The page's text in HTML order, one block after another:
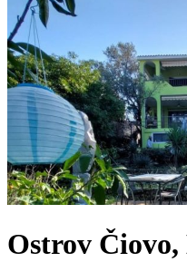
Ostrov